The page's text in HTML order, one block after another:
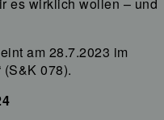
am 28.7.2023 im
(S&K 078).